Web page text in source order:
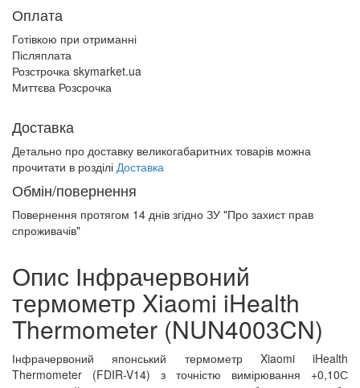
Оплата
Готівкою при отриманні
Післяплата
Розстрочка skymarket.ua
Миттєва Розсрочка
Доставка
Детально про доставку великогабаритних товарів можна
прочитати в розділі Доставка
Обмін/повернення
Повернення протягом 14 днів згідно ЗУ "Про захист прав
спроживачів"
Опис Інфрачервоний
термометр Xiaomi iHealth
Thermometer (NUN4003CN)
Інфрачервоний японський термометр Xiaomi iHealth
Thermometer (FDIR-V14) з точністю вимірювання +0,10С